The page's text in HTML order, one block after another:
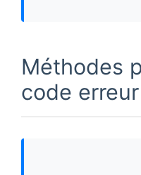
Méthodes
code